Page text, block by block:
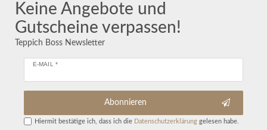
Keine Angebote und
Gutscheine verpassen!
Teppich Boss Newsletter
E-MAIL *
Abonnieren
Hiermit bestätige ich, dass ich die Daten­schutz­erklärunggelesen habe.